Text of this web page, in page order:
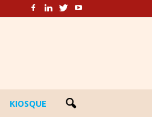
KIOSQUE